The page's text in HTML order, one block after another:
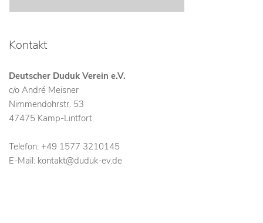
Kontakt
Deutscher Duduk Verein e.V.
c/o André Meisner
Nimmendohrstr. 53
47475 Kamp-Lintfort
Telefon: +49 1577 3210145
E-Mail: kontakt@duduk-ev.de